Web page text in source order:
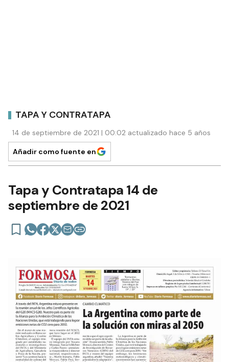
TAPA Y CONTRATAPA
14 de septiembre de 2021 | 00:02 actualizado hace 5 años
Añadir como fuente en
Tapa y Contratapa 14 de
septiembre de 2021